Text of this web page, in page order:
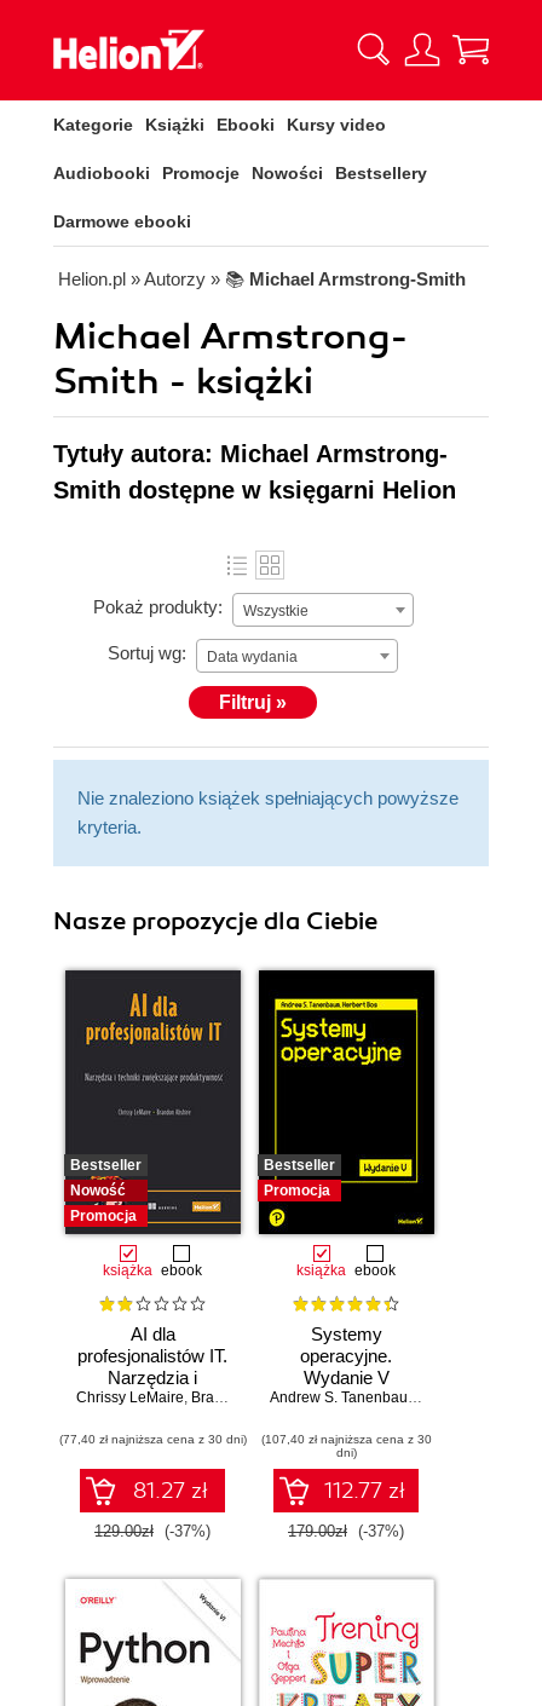
Kategorie Książki Ebooki Kursy video
Audiobooki Promocje Nowości Bestsellery
Darmowe ebooki
Helion.pl » Autorzy » 📚 Michael Armstrong-Smith
Michael Armstrong-
Smith - książki
Tytuły autora: Michael Armstrong-
Smith dostępne w księgarni Helion
Pokaż produkty: Wszystkie
Sortuj wg: Data wydania
Filtruj »
Nie znaleziono książek spełniających powyższe
kryteria.
Nasze propozycje dla Ciebie
Bestseller
Nowość
Promocja
książka ebook
AI dla
profesjonalistów IT.
Narzędzia i
techniki
produktywność
Chrissy LeMaire, Brandon Abshire
(77,40 zł najniższa cena z 30 dni)
81.27 zł
129.00zł (-37%)
Bestseller
Promocja
książka ebook
Systemy
operacyjne.
Wydanie V
Andrew S. Tanenbaum,
(107,40 zł najniższa cena z 30
dni)
112.77 zł
179.00zł (-37%)